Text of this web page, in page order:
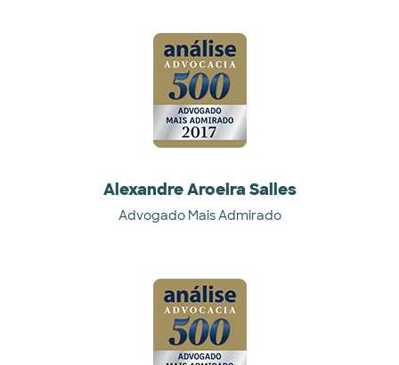
Alexandre Aroeira Salles
Advogado Mais Admirado